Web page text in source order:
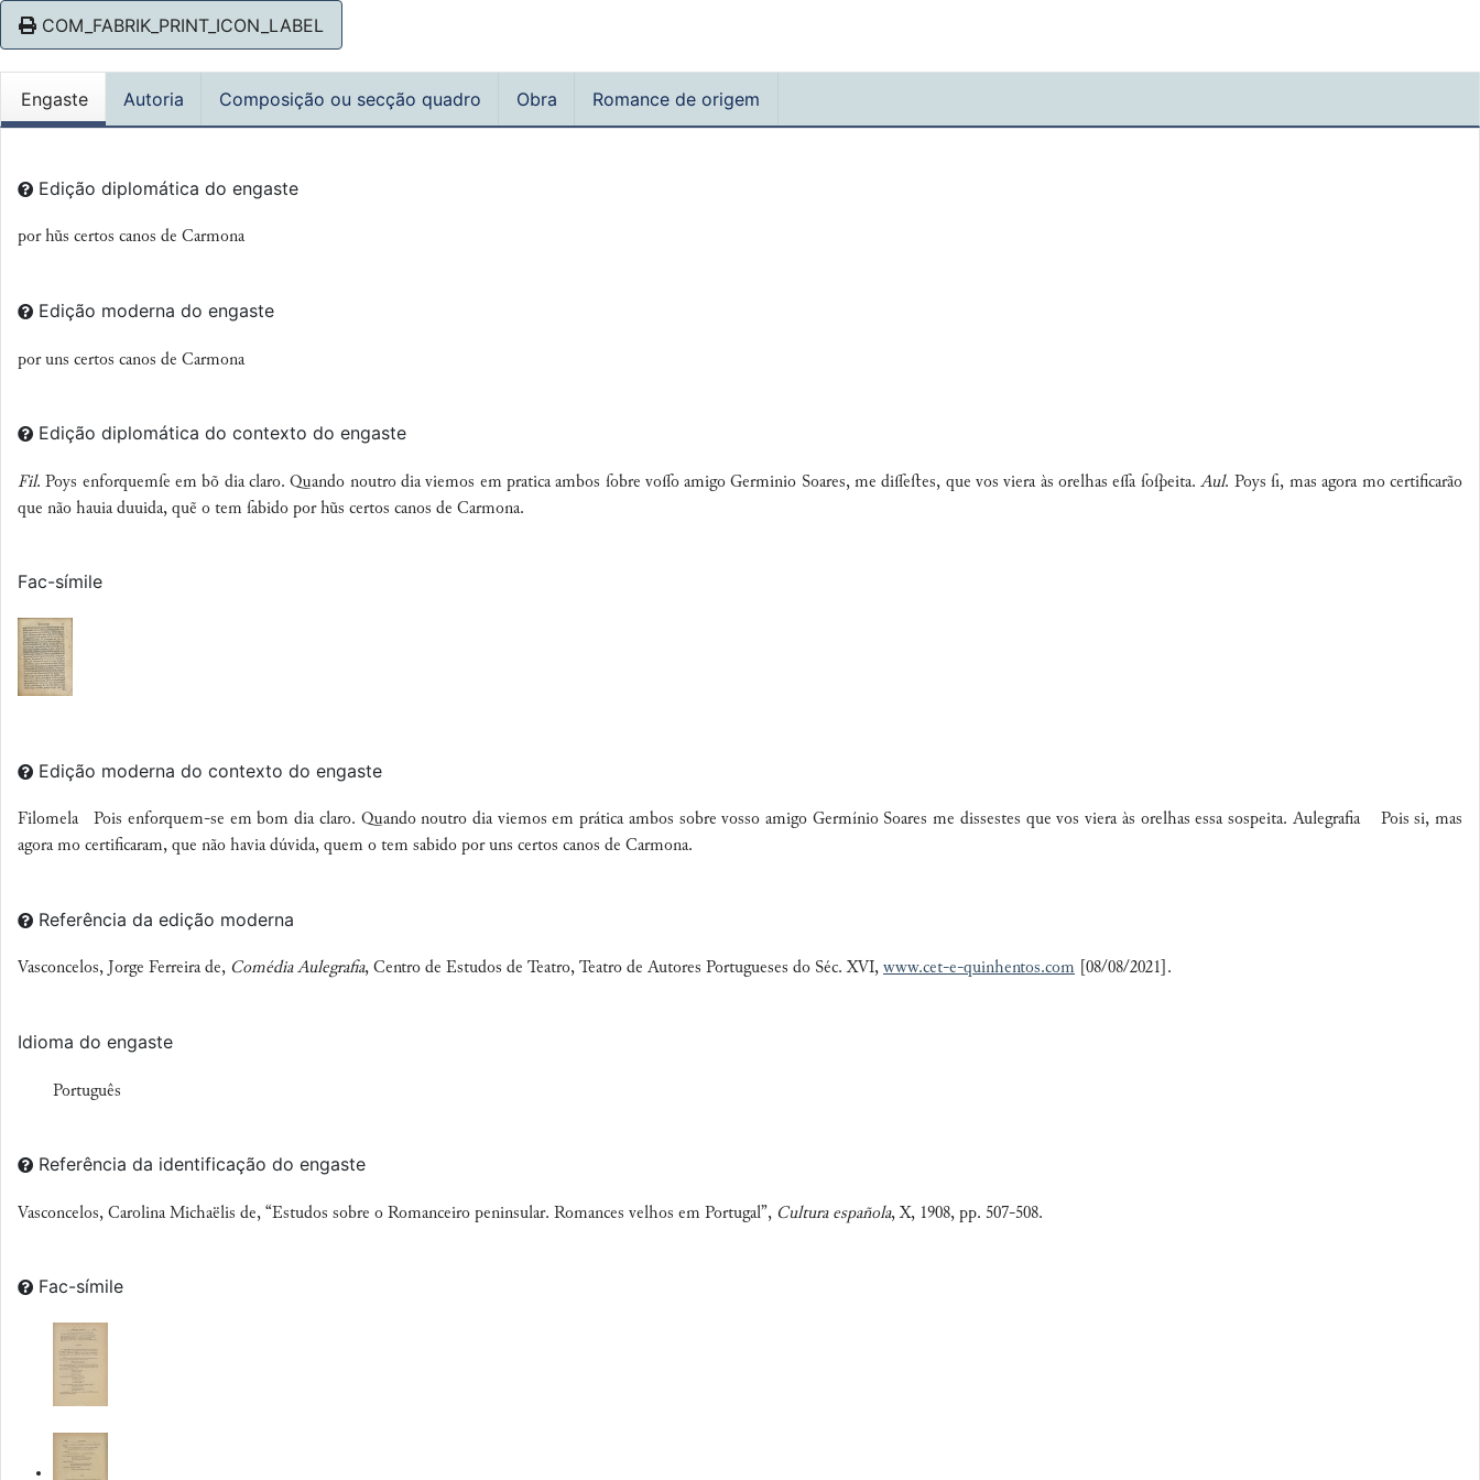
COM_FABRIK_PRINT_ICON_LABEL
Engaste Autoria Composição ou secção quadro Obra Romance de origem
Edição diplomática do engaste
por hũs certos canos de Carmona
Edição moderna do engaste
por uns certos canos de Carmona
Edição diplomática do contexto do engaste
Fil. Poys enforquemſe em bõ dia claro. Quando noutro dia viemos em pratica ambos ſobre voo amigo Germinio Soares, me dieﬅes, que vos viera às orelhas ea ſoſpeita. Aul. Poys ſi, mas agora mo certificarão
que não hauia duuida, quẽ o tem ſabido por hũs certos canos de Carmona.
Fac-símile
Edição moderna do contexto do engaste
Filomela Pois enforquem-se em bom dia claro. Quando noutro dia viemos em prática ambos sobre vosso amigo Germínio Soares me dissestes que vos viera às orelhas essa sospeita. Aulegrafia Pois si, mas
agora mo certificaram, que não havia dúvida, quem o tem sabido por uns certos canos de Carmona.
Referência da edição moderna
Vasconcelos, Jorge Ferreira de, Comédia Aulegrafia, Centro de Estudos de Teatro, Teatro de Autores Portugueses do Séc. XVI, www.cet-e-quinhentos.com [08/08/2021].
Idioma do engaste
Português
Referência da identificação do engaste
Vasconcelos, Carolina Michaëlis de, “Estudos sobre o Romanceiro peninsular. Romances velhos em Portugal”, Cultura española, X, 1908, pp. 507-508.
Fac-símile